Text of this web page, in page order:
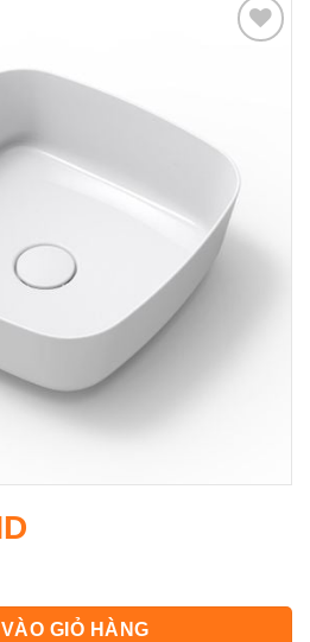
AP41024B số lượng
GIỎ HÀNG